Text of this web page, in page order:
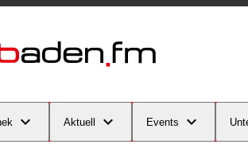
Aktuell Events